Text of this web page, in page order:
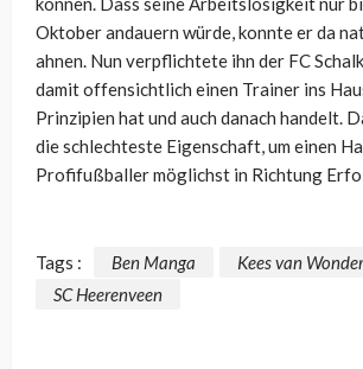
Oktober andauern würde, konnte er da
ahnen. Nun verpflichtete ihn der FC
damit offensichtlich einen Trainer ins
Prinzipien hat und auch danach handelt.
die schlechteste Eigenschaft, um einen
Profifußballer möglichst in Richtung
Tags : Ben Manga
Kees van
SC Heerenveen